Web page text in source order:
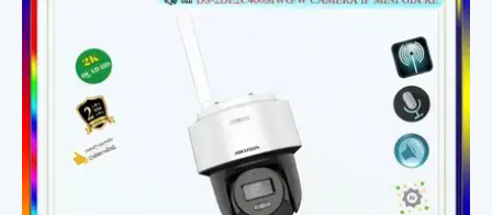
Micro SD, IP không dây, tích hợp chức năng chống cảnh báo
chuyển động giả bằng motion detection và nhận dạng người